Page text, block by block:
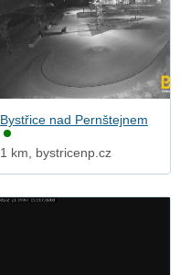
Bystřice nad Pernštejnem
1 km, bystricenp.cz